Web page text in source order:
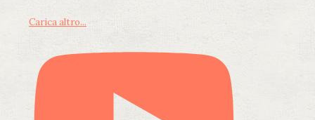
Carica altro...